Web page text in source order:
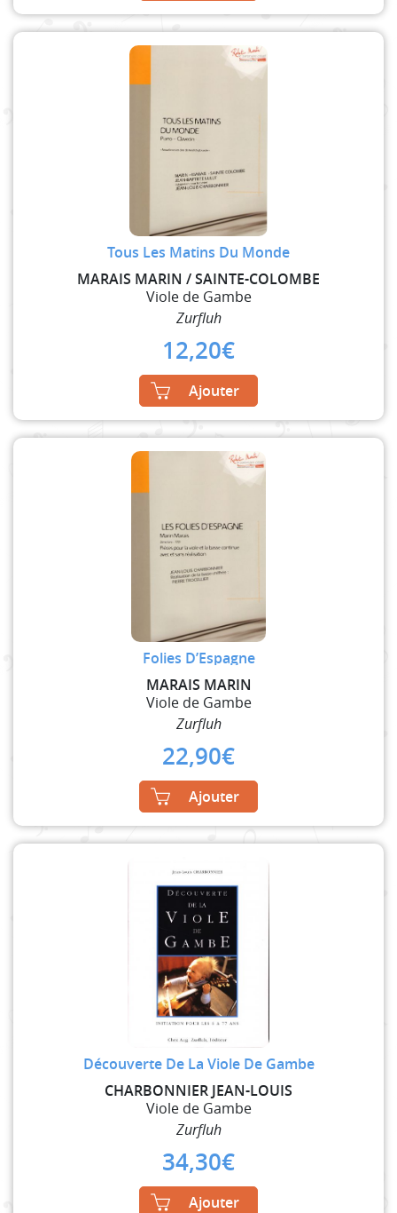
Tous Les Matins Du Monde
MARAIS MARIN / SAINTE-COLOMBE
Viole de Gambe
Zurfluh
12,20€
Ajouter
Folies D’Espagne
MARAIS MARIN
Viole de Gambe
Zurfluh
22,90€
Ajouter
Découverte De La Viole De Gambe
CHARBONNIER JEAN-LOUIS
Viole de Gambe
Zurfluh
34,30€
Ajouter